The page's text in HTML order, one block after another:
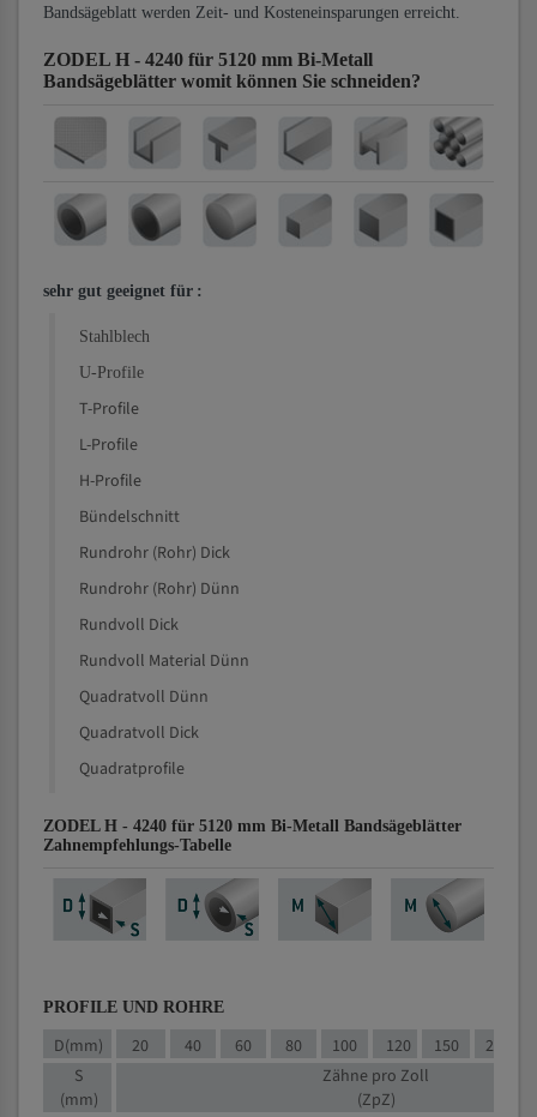
Bandsägeblatt werden Zeit- und Kosteneinsparungen erreicht.
ZODEL H - 4240 für 5120 mm Bi-Metall
Bandsägeblätter womit können Sie schneiden?
sehr gut geeignet für :
Stahlblech
U-Profile
T-Profile
L-Profile
H-Profile
Bündelschnitt
Rundrohr (Rohr) Dick
Rundrohr (Rohr) Dünn
Rundvoll Dick
Rundvoll Material Dünn
Quadratvoll Dünn
Quadratvoll Dick
Quadratprofile
ZODEL H - 4240 für 5120 mm Bi-Metall Bandsägeblätter
Zahnempfehlungs-Tabelle
PROFILE UND ROHRE
D(mm) 20 40 60 80 100 120 150 200
S
(mm)
Zähne pro Zoll
(ZpZ)